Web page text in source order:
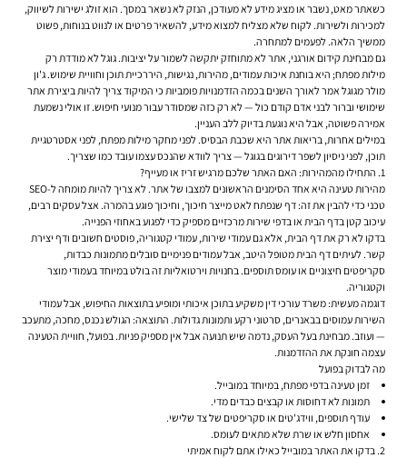
כשאתר מאט, נשבר או מציג מידע לא מעודכן, הנזק לא נשאר במסך. הוא זולג ישירות לשיווק,
למכירות ולשירות. לקוח שלא מצליח למצוא מידע, להשאיר פרטים או לנווט בנוחות, פשוט
ממשיך הלאה. לפעמים למתחרה.
גם מבחינת קידום אורגני, אתר לא מתוחזק יתקשה לשמור על יציבות. גוגל לא מודדת רק
מילות מפתח; היא בוחנת איכות עמודים, מהירות, נגישות, היררכיית תוכן וחוויית שימוש. ג'ון
מולר מגוגל אמר לאורך השנים בכמה הזדמנויות פומביות כי המיקוד צריך להיות ביצירת אתר
שימושי וברור לבני אדם קודם כול — לא רק כזה שמסודר עבור מנועי חיפוש. זו אולי נשמעת
אמירה פשוטה, אבל היא נוגעת בדיוק ללב העניין.
במילים אחרות, בריאות אתר היא שכבת הבסיס. לפני מחקר מילות מפתח, לפני אסטרטגיית
תוכן, לפני ניסיון לשפר דירוגים בגוגל — צריך לוודא שהנכס עצמו עובד כמו שצריך.
1. התחילו מהמהירות: האם האתר שלכם מרגיש זריז או מעייף?
מהירות טעינה היא אחד הסימנים הראשונים למצבו של אתר. לא צריך להיות מומחה ל-SEO
טכני כדי להבין את זה: דף שנפתח לאט מייצר חיכוך, וחיכוך פוגע בהמרה. אצל עסקים רבים,
עיכוב קטן בדף הבית או בדפי שירות מרכזיים מספיק כדי לפגוע באחוזי הפנייה.
בדקו לא רק את דף הבית, אלא גם עמודי שירות, עמודי קטגוריה, פוסטים חשובים ודף יצירת
קשר. לעיתים דף הבית מטופל היטב, אבל עמודים פנימיים סובלים מתמונות כבדות,
סקריפטים חיצוניים או עומס תוספים. בחנויות וירטואליות זה בולט במיוחד בעמודי מוצר
וקטגוריה.
דוגמה מעשית: משרד עורכי דין משקיע בתוכן איכותי ומופיע בתוצאות החיפוש, אבל עמודי
השירות עמוסים בבאנרים, סרטוני רקע ותמונות גדולות. התוצאה: הגולש נכנס, מחכה, מתעכב
— ועוזב. מבחינת בעל העסק, נדמה שיש תנועה אבל אין מספיק פניות. בפועל, חוויית הטעינה
עצמה חונקת את ההזדמנות.
מה לבדוק בפועל
זמן טעינה בדפי מפתח, במיוחד במובייל.
תמונות לא דחוסות או קבצים כבדים מדי.
עודף תוספים, ווידג'טים או סקריפטים של צד שלישי.
אחסון חלש או שרת שלא מתאים לעומס.
2. בדקו את האתר במובייל כאילו אתם לקוח אמיתי